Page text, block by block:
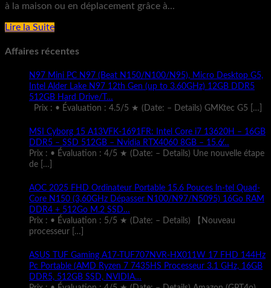
à la maison ou en déplacement grâce à...
Lire la Suite
Affaires récentes
N97 Mini PC N97 (Beat N150/N100/N95), Micro Desktop G5,
Intel Alder Lake N97 12th Gen (up to 3.60GHz) 12GB DDR5
512GB Hard Drive/T…
Prix : • Évaluation : 4.5/5 ★ (Date: – Details) GMKtec G5
[…]
MSI Cyborg 15 A13VFK-1691FR: Intel Core i7 13620H – 16GB
DDR5 – SSD 512GB – Nvidia RTX4060 8GB – 15.6̸…
Prix : • Évaluation : 4/5 ★ (Date: – Details) Une nouvelle étape
de
[…]
AOC 2025 FHD Ordinateur Portable 15.6 Pouces ln-tel Quad-
Core N150 (3,60GHz Dépasser N100/N97/N5095) 16Go RAM
DDR4 + 512Go M.2 SSD…
Prix : • Évaluation : 5/5 ★ (Date: – Details) 【Nouveau
processeur
[…]
ASUS TUF Gaming A17-TUF707NVR-HX011W 17 FHD 144Hz
Pc Portable (AMD Ryzen 7 7435HS Processeur 3.1 GHz, 16GB
DDR5, 512GB SSD, NVIDIA…